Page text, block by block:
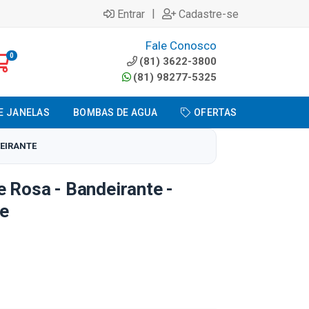
Entrar | Cadastre-se
0
Fale Conosco
(81) 3622-3800
(81) 98277-5325
JANELAS BOMBAS DE AGUA OFERTAS
Rosa - Bandeirante -